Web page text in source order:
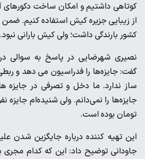
کوتاهی داشتیم و امکان ساخت دکورهای
از زیبایی جزیره کیش استفاده کنیم.
کشور بارندگی داشت؛ ولی کیش بارانی نبود.
نصیری شهرضایی در پاسخ به سوالی
گفت: جایزه‌ها را فدراسیون می دهد و
ساز ندارد. ما دخل و تصرفی در جایزه
تومان بوده است.
این تهیه کننده درباره جایگزین شدن
جاودانی توضیح داد: این که کدام مجری